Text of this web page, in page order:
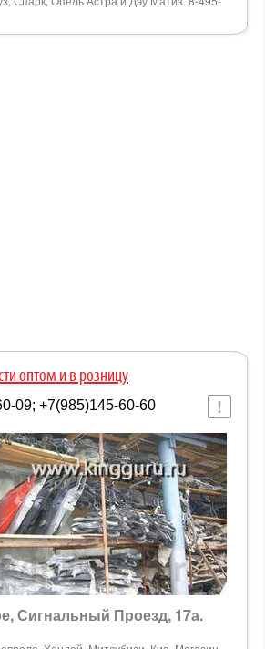
оптом и в розницу
09; +7(985)145-60-60
Сигнальный Проезд, 17а.